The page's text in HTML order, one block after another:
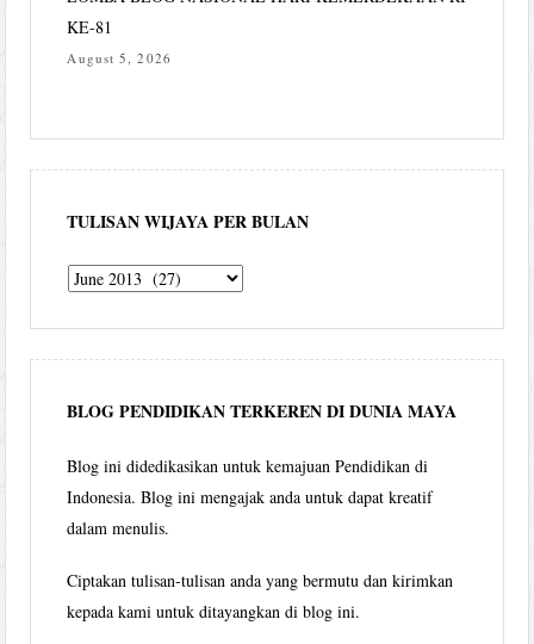
KE-81
August 5, 2026
TULISAN WIJAYA PER BULAN
Tulisan
per
bulan
BLOG PENDIDIKAN TERKEREN DI DUNIA MAYA
Blog ini didedikasikan untuk kemajuan Pendidikan di
Indonesia. Blog ini mengajak anda untuk dapat kreatif
dalam menulis.
Ciptakan tulisan-tulisan anda yang bermutu dan kirimkan
kepada kami untuk ditayangkan di blog ini.